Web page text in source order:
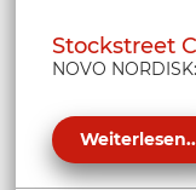
Stockstreet
NOVO